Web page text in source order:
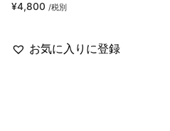
¥4,800 /税別
お気に入りに登録